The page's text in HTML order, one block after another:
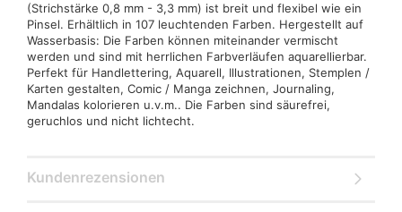
(Strichstärke 0,8 mm - 3,3 mm) ist breit und flexibel wie ein
Pinsel. Erhältlich in 107 leuchtenden Farben. Hergestellt auf
Wasserbasis: Die Farben können miteinander vermischt
werden und sind mit herrlichen Farbverläufen aquarellierbar.
Perfekt für Handlettering, Aquarell, Illustrationen, Stemplen /
Karten gestalten, Comic / Manga zeichnen, Journaling,
Mandalas kolorieren u.v.m.. Die Farben sind säurefrei,
geruchlos und nicht lichtecht.
Kundenrezensionen